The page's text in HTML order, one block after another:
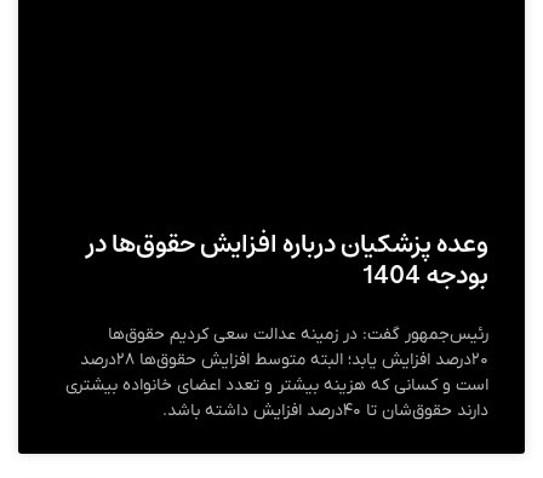
وعده پزشکیان درباره افزایش حقوق‌ها در
بودجه 1404
رئیس‌جمهور گفت: در زمینه عدالت سعی کردیم حقوق‌ها
۲۰درصد افزایش یابد؛ البته متوسط افزایش حقوق‌ها ۲۸درصد
است و کسانی که هزینه‌ بیشتر و تعدد اعضای خانواده بیشتری
دارند حقوق‌شان تا ۴۰درصد افزایش داشته باشد.